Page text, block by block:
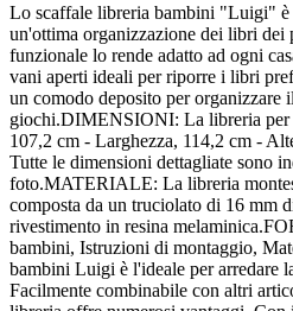
Lo scaffale libreria bambini "Luigi" è
un'ottima organizzazione dei libri
funzionale lo rende adatto ad ogni
vani aperti ideali per riporre i libri
un comodo deposito per organizzare
giochi.DIMENSIONI: La libreria per
107,2 cm - Larghezza, 114,2 cm -
Tutte le dimensioni dettagliate sono
foto.MATERIALE: La libreria
composta da un truciolato di 16 mm
rivestimento in resina
bambini, Istruzioni di montaggio,
bambini Luigi è l'ideale per arredare
Facilmente combinabile con altri